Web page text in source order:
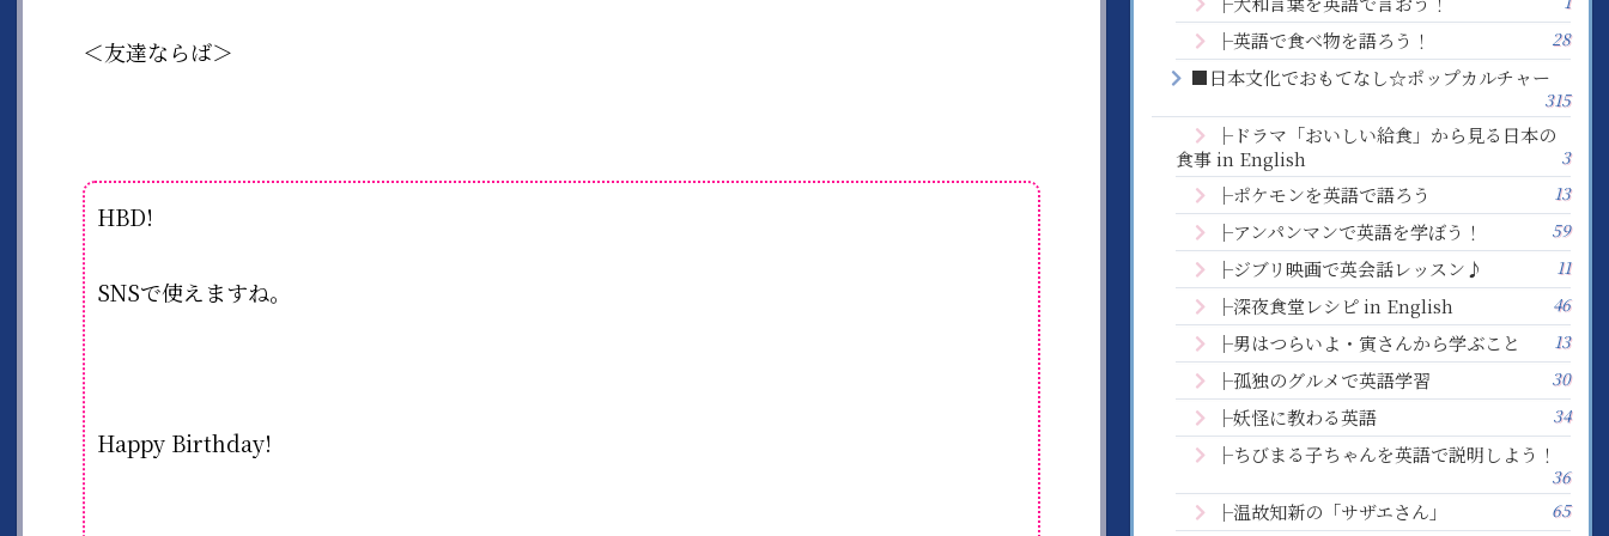
＜友達ならば＞
HBD!
SNSで使えますね。
Happy Birthday!
├英語で食べ物を語ろう！ 28
■日本文化でおもてなし☆ポップカルチャー
315
├ドラマ「おいしい給食」から見る日本の
食事 in English
3
├ポケモンを英語で語ろう 13
├アンパンマンで英語を学ぼう！ 59
├ジブリ映画で英会話レッスン♪ 11
├深夜食堂レシピ in English 46
├男はつらいよ・寅さんから学ぶこと 13
├孤独のグルメで英語学習 30
├妖怪に教わる英語 34
├ちびまる子ちゃんを英語で説明しよう！
36
├温故知新の「サザエさん」
65